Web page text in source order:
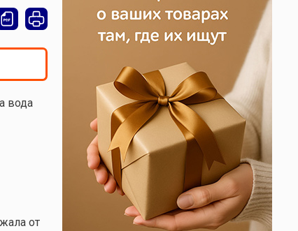
вода
от